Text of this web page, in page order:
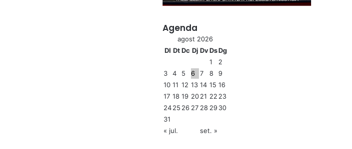
Agenda
agost 2026
Dl Dt Dc Dj DvDsDg
1
2
3
4 5 6 7 8
9
10 11 12 13 14 15 16
17 18 19 2021 22 23
2425 26 27 28 2930
31
« jul.
set. »